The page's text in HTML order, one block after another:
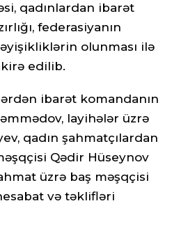
qadınlardan ibarət
federasiyanın
olunması ilə
edilib.
ibarət komandanın
layihələr üzrə
qadın şahmatçılardan
Qədir Hüseynov
üzrə baş məşqçisi
və təklifləri